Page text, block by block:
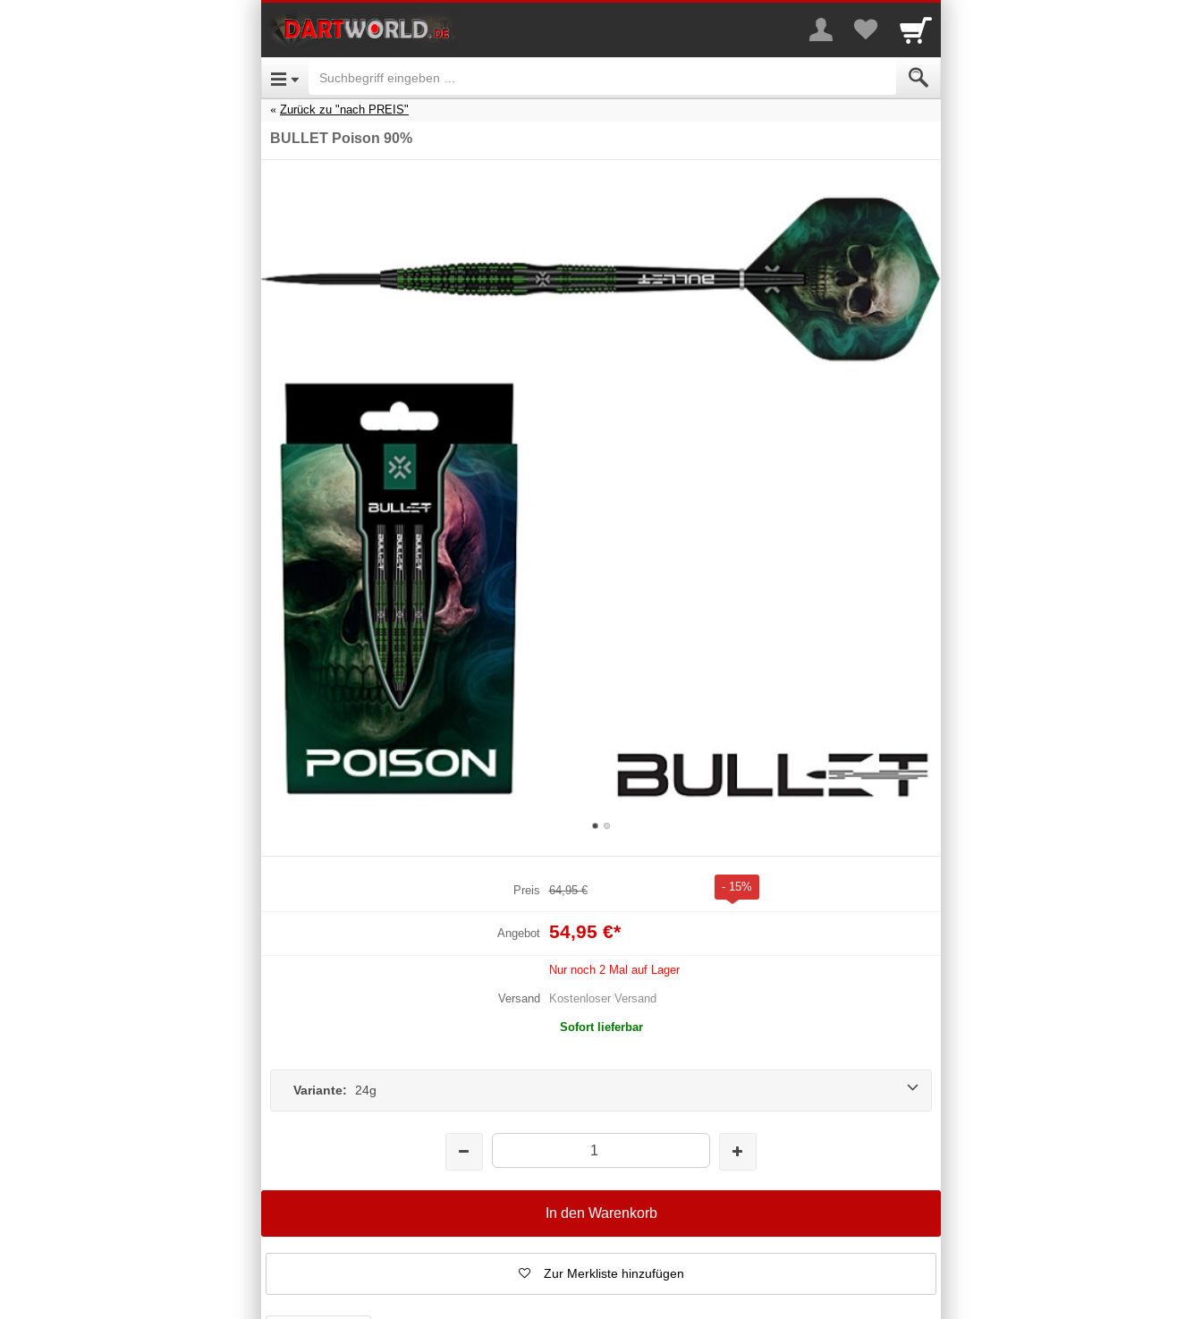
Zurück zu "nach PREIS"
BULLET Poison 90%
Preis 64,95 € - 15%
Angebot 54,95 €*
Nur noch 2 Mal auf Lager
Versand Kostenloser Versand
Sofort lieferbar
Variante: 24g
In den Warenkorb
Zur Merkliste hinzufügen